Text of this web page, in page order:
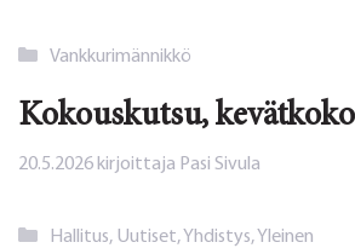
Kategoriat
Vankkurimännikkö
Kokouskutsu,
20.5.2026 kirjoittaja Pasi Sivula
Kategoriat
Hallitus, Uutiset,Yhdistys,Yleinen